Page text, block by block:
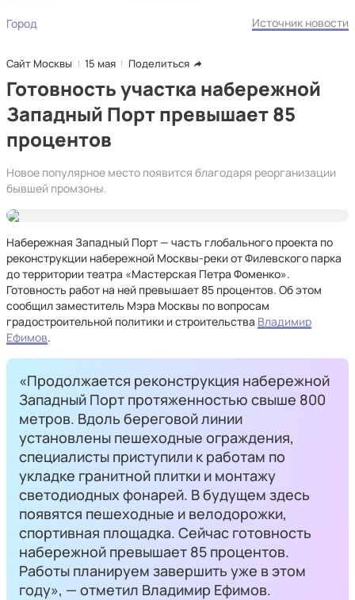
Город Источник новости
Сайт Москвы 15 мая Поделиться
Готовность участка набережной
Западный Порт превышает 85
процентов
Новое популярное место появится благодаря реорганизации
бывшей промзоны.
Набережная Западный Порт — часть глобального проекта по
реконструкции набережной Москвы-реки от Филевского парка
до территории театра «Мастерская Петра Фоменко».
Готовность работ на ней превышает 85 процентов. Об этом
сообщил заместитель Мэра Москвы по вопросам
градостроительной политики и строительства Владимир
Ефимов.
«Продолжается реконструкция набережной
Западный Порт протяженностью свыше 800
метров. Вдоль береговой линии
установлены пешеходные ограждения,
специалисты приступили к работам по
укладке гранитной плитки и монтажу
светодиодных фонарей. В будущем здесь
появятся пешеходные и велодорожки,
спортивная площадка. Сейчас готовность
набережной превышает 85 процентов.
Работы планируем завершить уже в этом
году», — отметил Владимир Ефимов.